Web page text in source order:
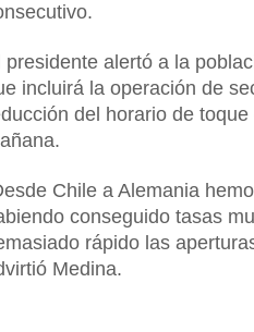
presidente alertó a la
incluirá la operación de
del horario de
Chile a Alemania
conseguido tasas
rápido las
Medina.